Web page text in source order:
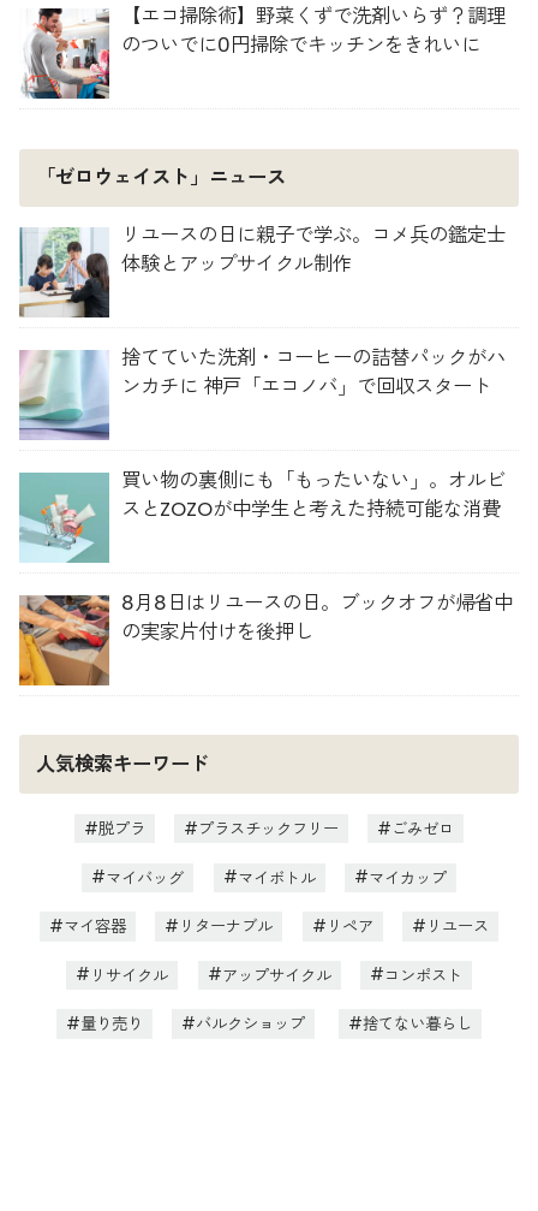
【エコ掃除術】野菜くずで洗剤いらず？調理
のついでに0円掃除でキッチンをきれいに
「ゼロウェイスト」ニュース
リユースの日に親子で学ぶ。コメ兵の鑑定士
体験とアップサイクル制作
捨てていた洗剤・コーヒーの詰替パックがハ
ンカチに 神戸「エコノバ」で回収スタート
買い物の裏側にも「もったいない」。オルビ
スとZOZOが中学生と考えた持続可能な消費
8月8日はリユースの日。ブックオフが帰省中
の実家片付けを後押し
人気検索キーワード
脱プラ プラスチックフリー ごみゼロ
マイバッグ マイボトル マイカップ
マイ容器 リターナブル リペア リユース
リサイクル アップサイクル コンポスト
量り売り バルクショップ 捨てない暮らし